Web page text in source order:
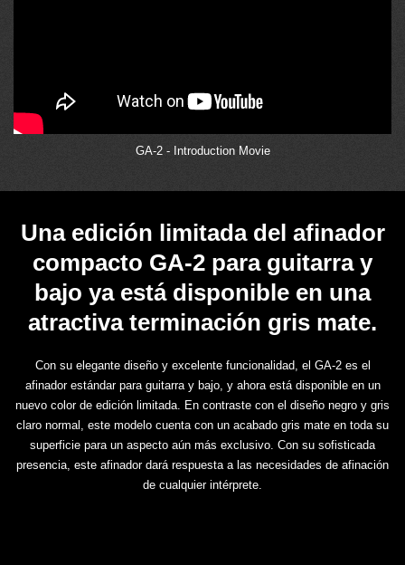
GA-2 - Introduction Movie
Una edición limitada del afinador
compacto GA-2 para guitarra y
bajo ya está disponible en una
atractiva terminación gris mate.
Con su elegante diseño y excelente funcionalidad, el GA-2 es el
afinador estándar para guitarra y bajo, y ahora está disponible en un
nuevo color de edición limitada. En contraste con el diseño negro y gris
claro normal, este modelo cuenta con un acabado gris mate en toda su
superficie para un aspecto aún más exclusivo. Con su sofisticada
presencia, este afinador dará respuesta a las necesidades de afinación
de cualquier intérprete.